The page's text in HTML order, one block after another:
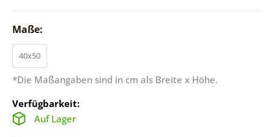
Maße:
40x50
*Die Maßangaben sind in cm als Breite x Höhe.
Verfügbarkeit:
Auf Lager